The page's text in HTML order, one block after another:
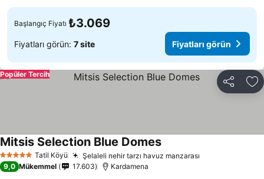
Başlangıç Fiyatı ₺3.069
Fiyatları görün: 7 site Fiyatları görün
Paylaş
Popüler Tercih
5 Yıldız Tatil Köyü Şelaleli nehir tarzı havuz manzarası
Mitsis Selection Blue DomesFiyatları görün
9,0 Mükemmel 17.603 Kardamena